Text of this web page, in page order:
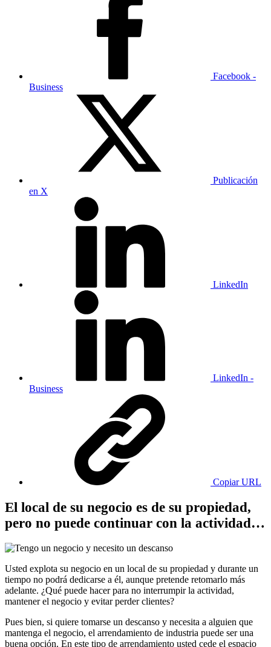
Facebook -
Business
Publicación
en X
LinkedIn
LinkedIn -
Business
Copiar URL
El local de su negocio es de su propiedad,
pero no puede continuar con la actividad…
Usted explota su negocio en un local de su propiedad y durante un
tiempo no podrá dedicarse a él, aunque pretende retomarlo más
adelante. ¿Qué puede hacer para no interrumpir la actividad,
mantener el negocio y evitar perder clientes?
Pues bien, si quiere tomarse un descanso y necesita a alguien que
mantenga el negocio, el arrendamiento de industria puede ser una
buena opción. En este tipo de arrendamiento usted cede el espacio